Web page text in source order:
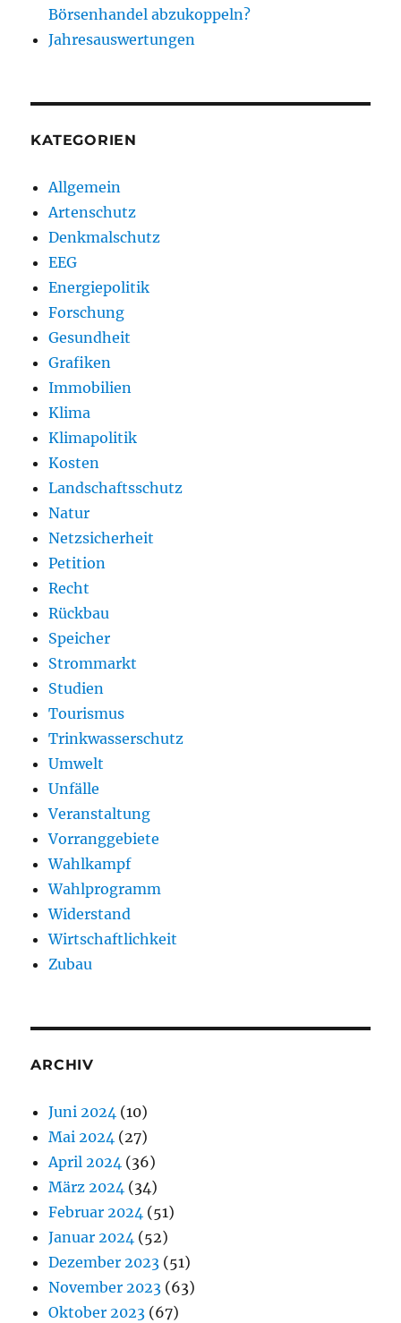
Börsenhandel abzukoppeln?
Jahresauswertungen
KATEGORIEN
Allgemein
Artenschutz
Denkmalschutz
EEG
Energiepolitik
Forschung
Gesundheit
Grafiken
Immobilien
Klima
Klimapolitik
Kosten
Landschaftsschutz
Natur
Netzsicherheit
Petition
Recht
Rückbau
Speicher
Strommarkt
Studien
Tourismus
Trinkwasserschutz
Umwelt
Unfälle
Veranstaltung
Vorranggebiete
Wahlkampf
Wahlprogramm
Widerstand
Wirtschaftlichkeit
Zubau
ARCHIV
Juni 2024 (10)
Mai 2024 (27)
April 2024 (36)
März 2024 (34)
Februar 2024 (51)
Januar 2024 (52)
Dezember 2023 (51)
November 2023 (63)
Oktober 2023 (67)